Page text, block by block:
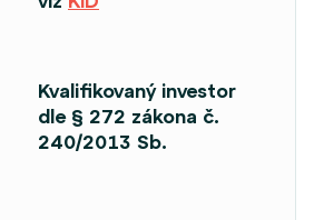
Kvalifikovaný investor
dle § 272 zákona č.
240/2013 Sb.